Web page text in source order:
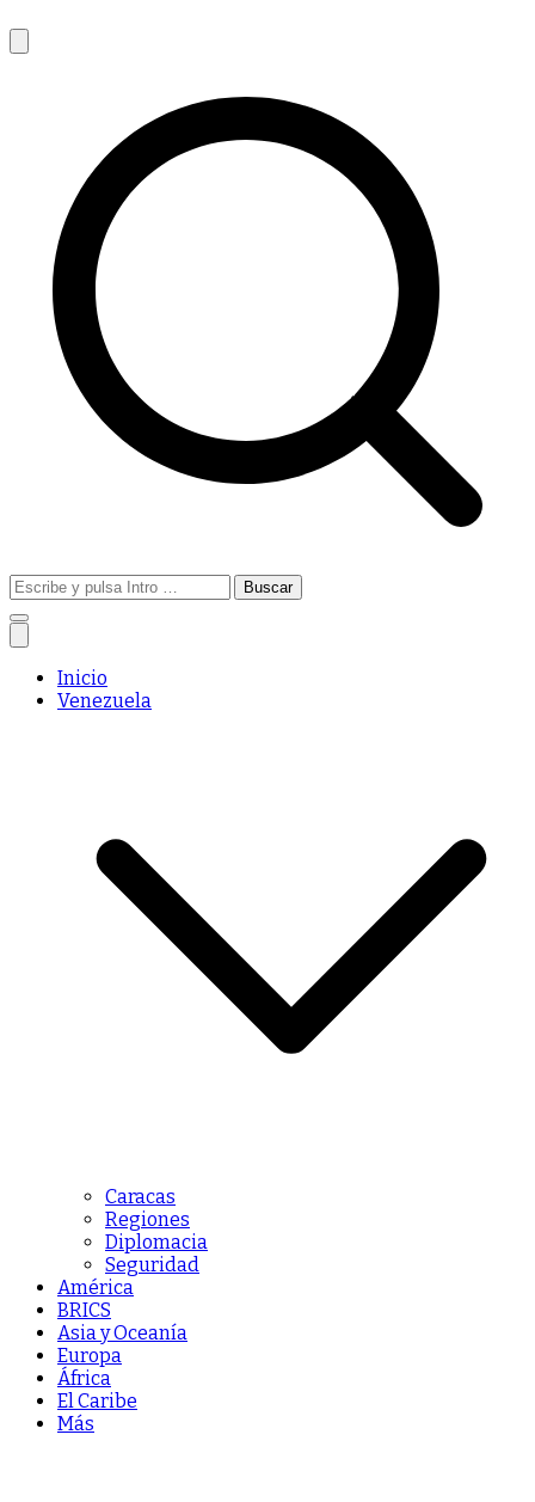
Buscar:
Inicio
Venezuela
Caracas
Regiones
Diplomacia
Seguridad
América
BRICS
Asia y Oceanía
Europa
África
El Caribe
Más